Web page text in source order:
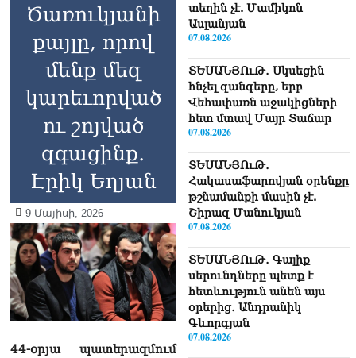
Ծառուկյանի
քայլը, որով
մենք մեզ
կարեւորված
ու շոյված
զգացինք․
Էրիկ Եղյան
9 Մայիսի, 2026
44-օրյա պատերազմում
տեղին չէ. Մամիկոն
Ասլանյան
07.08.2026
ՏԵՍԱՆՅՈւԹ․ Սկսեցին
հնչել զանգերը, երբ
Վեհափառն աջակիցների
հետ մտավ Մայր Տաճար
07.08.2026
ՏԵՍԱՆՅՈւԹ․
Հակասաֆարովյան օրենքը
թշնամանքի մասին չէ.
Շիրազ Մանուկյան
07.08.2026
ՏԵՍԱՆՅՈւԹ․ Գալիք
սերունդները պետք է
հետևություն անեն այս
օրերից․ Անդրանիկ
Գևորգյան
07.08.2026